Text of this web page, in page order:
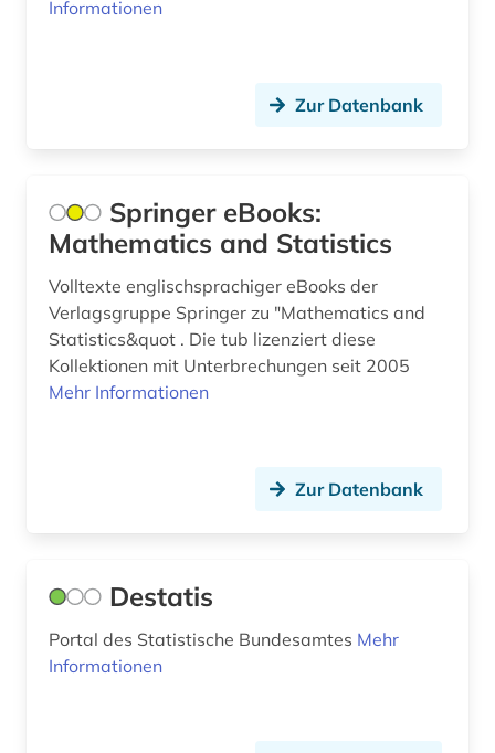
deutsche bundesbank (1)
deutschland (bundesrepublik). statistisches
bundesamt (1)
deutschsprachige gemeinschaft belgien (1)
digitalisierung (1)
direktinvestition (1)
Ostmitteleuropa (1)
Russland, Sowjetunion (1)
Sachsen (2)
Schweiz (5)
Slowakei (1)
Tuerkei (1)
Informationen
Zur Datenbank
Springer eBooks:
Mathematics and Statistics
Volltexte englischsprachiger eBooks der
Verlagsgruppe Springer zu "Mathematics and
Statistics&quot . Die tub lizenziert diese
Kollektionen mit Unterbrechungen seit 2005
Mehr Informationen
Zur Datenbank
Destatis
Portal des Statistische Bundesamtes Mehr
Informationen